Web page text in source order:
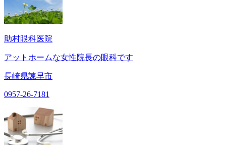
助村眼科医院
アットホームな女性院長の眼科です
長崎県諫早市
0957-26-7181